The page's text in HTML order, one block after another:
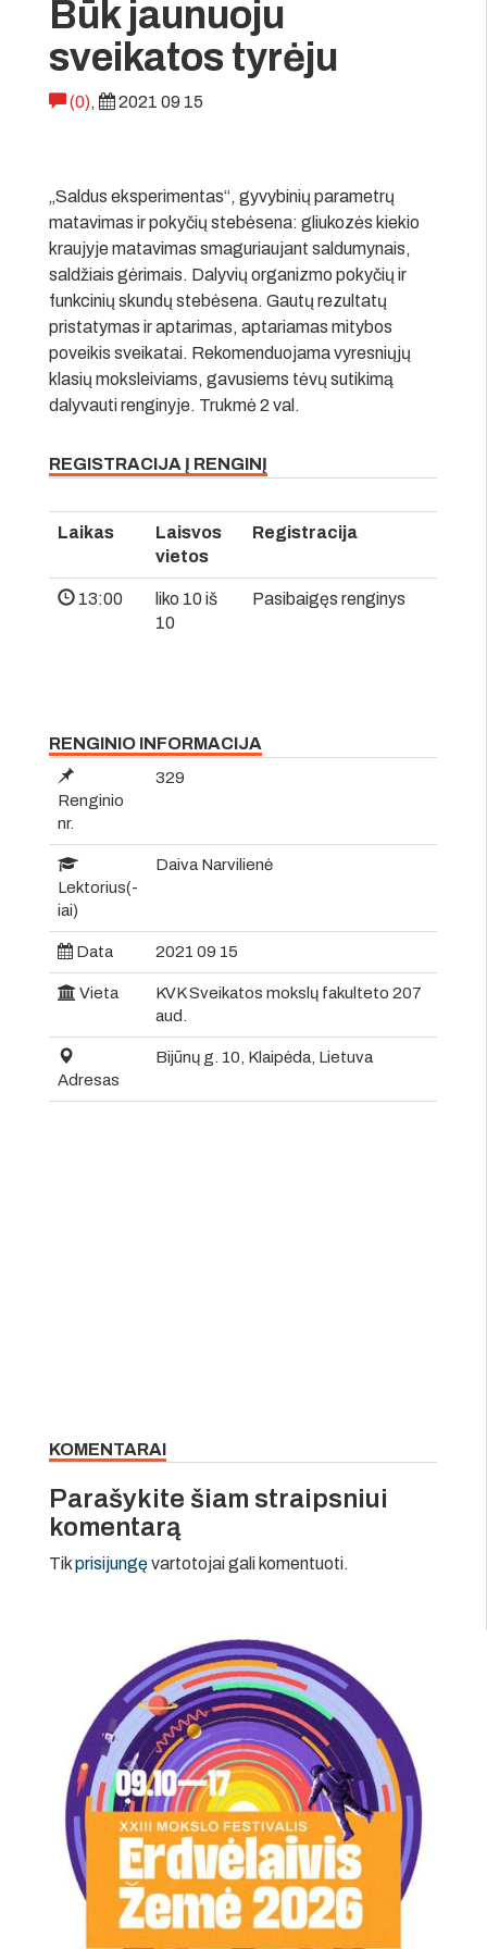
Būk jaunuoju
sveikatos tyrėju
(0), 2021 09 15
„Saldus eksperimentas“, gyvybinių parametrų
matavimas ir pokyčių stebėsena: gliukozės kiekio
kraujyje matavimas smaguriaujant saldumynais,
saldžiais gėrimais. Dalyvių organizmo pokyčių ir
funkcinių skundų stebėsena. Gautų rezultatų
pristatymas ir aptarimas, aptariamas mitybos
poveikis sveikatai. Rekomenduojama vyresniųjų
klasių moksleiviams, gavusiems tėvų sutikimą
dalyvauti renginyje. Trukmė 2 val.
REGISTRACIJA Į RENGINĮ
Laikas
Laisvos
vietos
Registracija
13:00
liko 10 iš
10
Pasibaigęs renginys
RENGINIO INFORMACIJA
Renginio
nr.
329
Lektorius(-
iai)
Daiva Narvilienė
Data 2021 09 15
Vieta
KVK Sveikatos mokslų fakulteto 207
aud.
Adresas
Bijūnų g. 10, Klaipėda, Lietuva
KOMENTARAI
Parašykite šiam straipsniui
komentarą
Tikprisijungęvartotojai gali komentuoti.